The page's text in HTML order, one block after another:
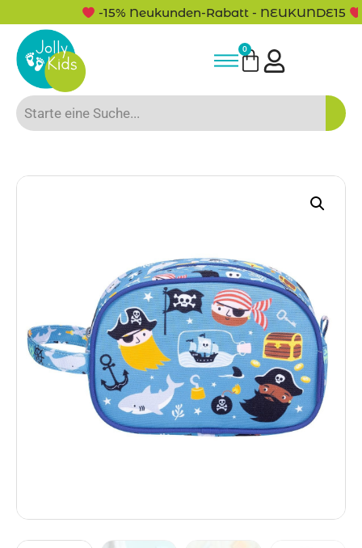
-15% Neukunden-Rabatt - NEUKUNDE15
0